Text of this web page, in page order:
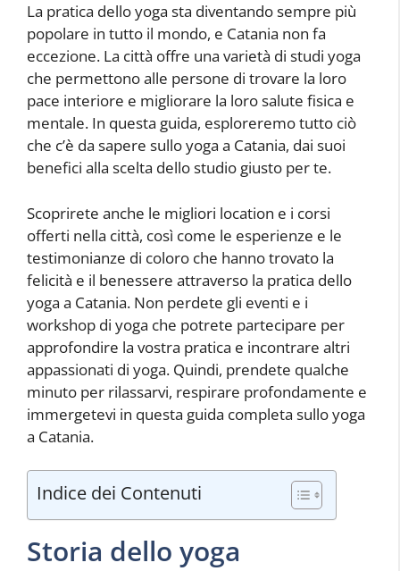
La pratica dello yoga sta diventando sempre più
popolare in tutto il mondo, e Catania non fa
eccezione. La città offre una varietà di studi yoga
che permettono alle persone di trovare la loro
pace interiore e migliorare la loro salute fisica e
mentale. In questa guida, esploreremo tutto ciò
che c’è da sapere sullo yoga a Catania, dai suoi
benefici alla scelta dello studio giusto per te.
Scoprirete anche le migliori location e i corsi
offerti nella città, così come le esperienze e le
testimonianze di coloro che hanno trovato la
felicità e il benessere attraverso la pratica dello
yoga a Catania. Non perdete gli eventi e i
workshop di yoga che potrete partecipare per
approfondire la vostra pratica e incontrare altri
appassionati di yoga. Quindi, prendete qualche
minuto per rilassarvi, respirare profondamente e
immergetevi in questa guida completa sullo yoga
a Catania.
Indice dei Contenuti
Storia dello yoga